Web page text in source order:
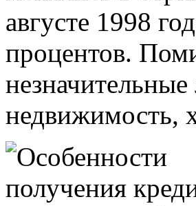
августе 1998
процентов.
недвижимость,